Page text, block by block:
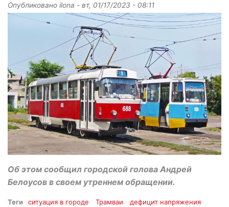
Опубликовано ilona - вт, 01/17/2023 - 08:11
Об этом сообщил городской голова Андрей
Белоусов в своем утреннем обращении.
Теги ситуация в городе Трамваи дефицит напряжения